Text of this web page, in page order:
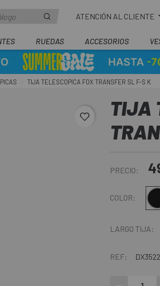
ATENCIÓN AL CLIENTE
RUEDAS ACCESORIOS
TIJA TELESCOPICA FOX TRANSFER SL F-S K
favorite_border
TIJA
PRECIO:
COLOR: Multi
LARGO TIJA:
REF: